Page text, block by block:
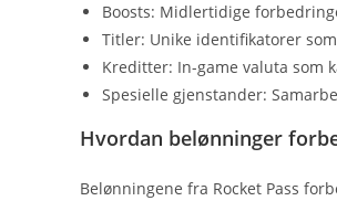
Boosts: Midlertidige
Titler: Unike identifikatorer
Kreditter: In-game valuta som
Spesielle gjenstander:
Hvordan belønninger
Belønningene fra Rocket Pass